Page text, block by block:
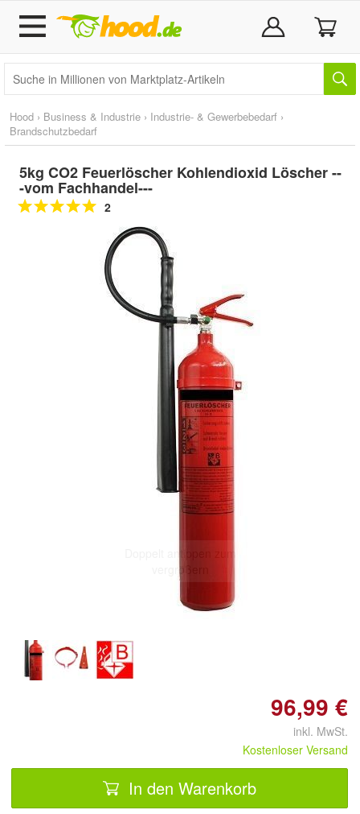
Hood › Business & Industrie › Industrie- & Gewerbebedarf ›
Brandschutzbedarf
5kg CO2 Feuerlöscher Kohlendioxid Löscher --
-vom Fachhandel---
2
vergrößern
96,99 €
inkl. MwSt.
Kostenloser Versand
In den Warenkorb